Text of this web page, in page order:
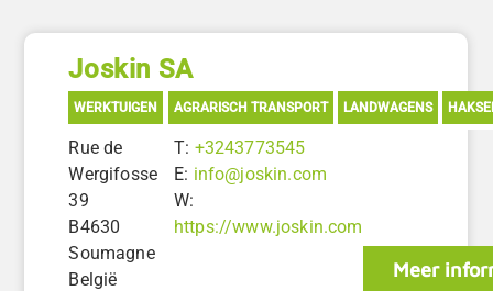
Joskin SA
WERKTUIGEN AGRARISCH TRANSPORT LANDWAGENS
Rue de
Wergifosse
39
B4630
Soumagne
België
T: +3243773545
E: info@joskin.com
W:
https://www.joskin.com
Meer